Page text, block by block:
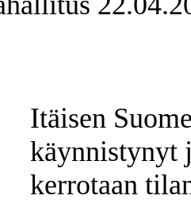
Itäisen
käynnistynyt
kerrotaan